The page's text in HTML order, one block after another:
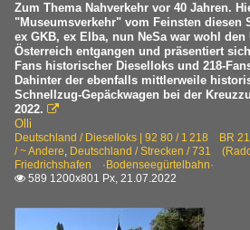
Zum Thema Nahverkehr vor 40 Jahren.
"Museumsverkehr" vom Feinsten diesen
ex GKB, ex Elba, nun NeSa war wohl den
Österreich entgangen und präsentiert
Fans historischer Dieselloks und 218-
Dahinter der ebenfalls mittlerweile
Schnellzug-Gepäckwagen bei der
2022. 
Olli
Deutschland / Dieselloks | 92 80 / 1 218 BR
/ ~ Andere, Deutschland / Strecken / 731
Friedrichshafen ·Bodenseegürtelbahn·
 589 1200x801 Px, 21.07.2022